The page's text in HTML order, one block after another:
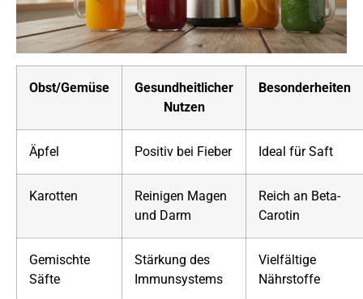
Obst/Gemüse
Gesundheitlicher
Nutzen
Besonderheiten
Äpfel Positiv bei Fieber Ideal für Saft
Karotten
Reinigen Magen
und Darm
Reich an Beta-
Carotin
Gemischte
Säfte
Stärkung des
Immunsystems
Vielfältige
Nährstoffe